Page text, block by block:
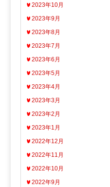
2023年10月
2023年9月
2023年8月
2023年7月
2023年6月
2023年5月
2023年4月
2023年3月
2023年2月
2023年1月
2022年12月
2022年11月
2022年10月
2022年9月